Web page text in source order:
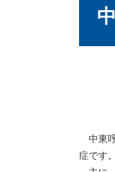
中東
症です。